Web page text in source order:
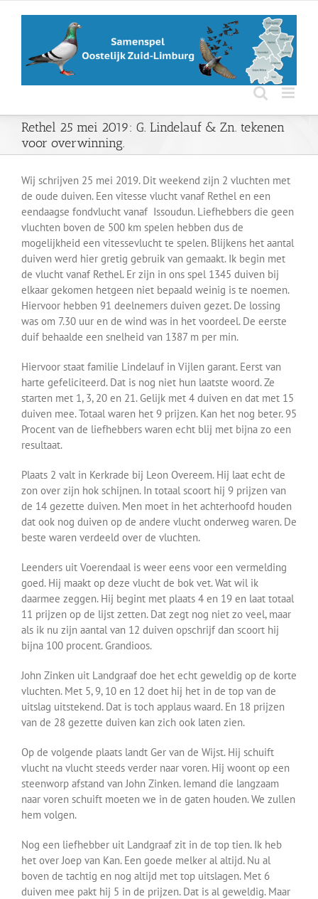
Rethel 25 mei 2019: G. Lindelauf & Zn. tekenen
voor overwinning.
Wij schrijven 25 mei 2019. Dit weekend zijn 2 vluchten met
de oude duiven. Een vitesse vlucht vanaf Rethel en een
eendaagse fondvlucht vanaf Issoudun. Liefhebbers die geen
vluchten boven de 500 km spelen hebben dus de
mogelijkheid een vitessevlucht te spelen. Blijkens het aantal
duiven werd hier gretig gebruik van gemaakt. Ik begin met
de vlucht vanaf Rethel. Er zijn in ons spel 1345 duiven bij
elkaar gekomen hetgeen niet bepaald weinig is te noemen.
Hiervoor hebben 91 deelnemers duiven gezet. De lossing
was om 7.30 uur en de wind was in het voordeel. De eerste
duif behaalde een snelheid van 1387 m per min.
Hiervoor staat familie Lindelauf in Vijlen garant. Eerst van
harte gefeliciteerd. Dat is nog niet hun laatste woord. Ze
starten met 1, 3, 20 en 21. Gelijk met 4 duiven en dat met 15
duiven mee. Totaal waren het 9 prijzen. Kan het nog beter. 95
Procent van de liefhebbers waren echt blij met bijna zo een
resultaat.
Plaats 2 valt in Kerkrade bij Leon Overeem. Hij laat echt de
zon over zijn hok schijnen. In totaal scoort hij 9 prijzen van
de 14 gezette duiven. Men moet in het achterhoofd houden
dat ook nog duiven op de andere vlucht onderweg waren. De
beste waren verdeeld over de vluchten.
Leenders uit Voerendaal is weer eens voor een vermelding
goed. Hij maakt op deze vlucht de bok vet. Wat wil ik
daarmee zeggen. Hij begint met plaats 4 en 19 en laat totaal
11 prijzen op de lijst zetten. Dat zegt nog niet zo veel, maar
als ik nu zijn aantal van 12 duiven opschrijf dan scoort hij
bijna 100 procent. Grandioos.
John Zinken uit Landgraaf doe het echt geweldig op de korte
vluchten. Met 5, 9, 10 en 12 doet hij het in de top van de
uitslag uitstekend. Dat is toch applaus waard. En 18 prijzen
van de 28 gezette duiven kan zich ook laten zien.
Op de volgende plaats landt Ger van de Wijst. Hij schuift
vlucht na vlucht steeds verder naar voren. Hij woont op een
steenworp afstand van John Zinken. Iemand die langzaam
naar voren schuift moeten we in de gaten houden. We zullen
hem volgen.
Nog een liefhebber uit Landgraaf zit in de top tien. Ik heb
het over Joep van Kan. Een goede melker al altijd. Nu al
boven de tachtig en nog altijd met top uitslagen. Met 6
duiven mee pakt hij 5 in de prijzen. Dat is al geweldig. Maar